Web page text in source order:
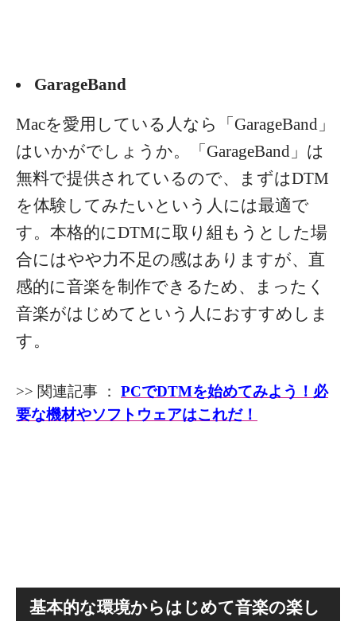
GarageBand
Macを愛用している人なら「GarageBand」
はいかがでしょうか。「GarageBand」は
無料で提供されているので、まずはDTM
を体験してみたいという人には最適で
す。本格的にDTMに取り組もうとした場
合にはやや力不足の感はありますが、直
感的に音楽を制作できるため、まったく
音楽がはじめてという人におすすめしま
す。
>> 関連記事 ： PCでDTMを始めてみよう！必
要な機材やソフトウェアはこれだ！
基本的な環境からはじめて音楽の楽し